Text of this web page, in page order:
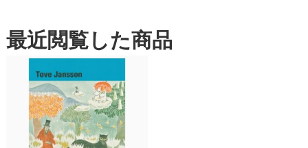
最近閲覧した商品